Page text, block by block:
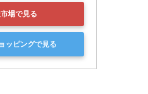
場で見る
ッピングで見る